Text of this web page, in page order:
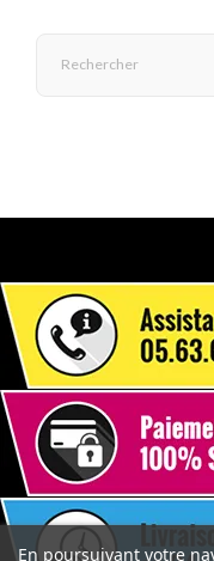
En poursuivant votre